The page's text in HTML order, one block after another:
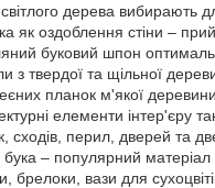
світлого дерева
як оздоблення стіни –
буковий шпон
з твердої та щільної
планок м'якої
елементи інтер'єру
сходів, перил, дверей та
– популярний матеріал
брелоки, вази для